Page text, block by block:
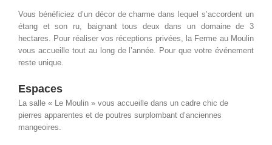
Vous bénéficiez d’un décor de charme dans lequel s’accordent un
étang et son ru, baignant tous deux dans un domaine de 3
hectares. Pour réaliser vos réceptions privées, la Ferme au Moulin
vous accueille tout au long de l’année. Pour que votre événement
reste unique.
Espaces
La salle « Le Moulin » vous accueille dans un cadre chic de
pierres apparentes et de poutres surplombant d’anciennes
mangeoires.